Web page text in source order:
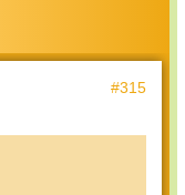
#315